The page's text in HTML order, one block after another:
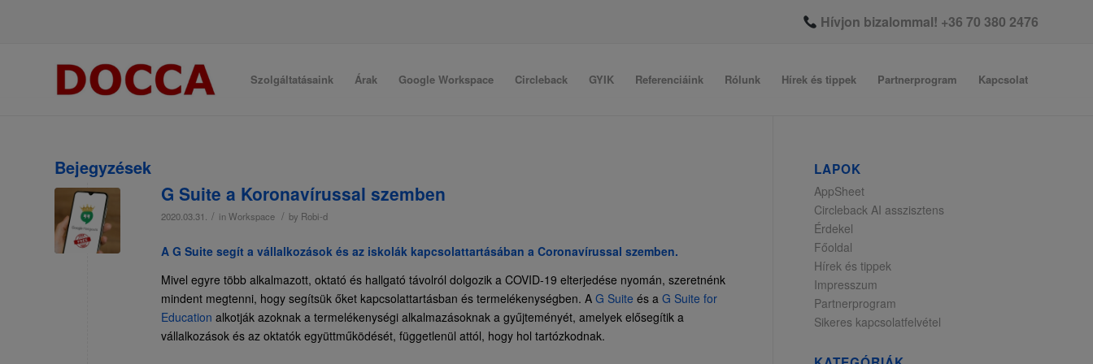
Hívjon bizalommal! +36 70 380 2476
Szolgáltatásaink Árak Google Workspace Circleback GYIK Referenciáink Rólunk Hírek és tippek Partnerprogram Kapcsolat
Bejegyzések
G Suite a Koronavírussal szemben
2020.03.31. / inWorkspace / by Robi-d
A G Suite segít a vállalkozások és az iskolák kapcsolattartásában a Coronavírussal szemben.
Mivel egyre több alkalmazott, oktató és hallgató távolról dolgozik a COVID-19 elterjedése nyomán, szeretnénk
mindent megtenni, hogy segítsük őket kapcsolattartásban és termelékenységben. A G Suite és a G Suite for
Education alkotják azoknak a termelékenységi alkalmazásoknak a gyűjteményét, amelyek elősegítik a
vállalkozások és az oktatók együttműködését, függetlenül attól, hogy hol tartózkodnak.
LAPOK
AppSheet
Circleback AI asszisztens
Érdekel
Főoldal
Hírek és tippek
Impresszum
Partnerprogram
Sikeres kapcsolatfelvétel